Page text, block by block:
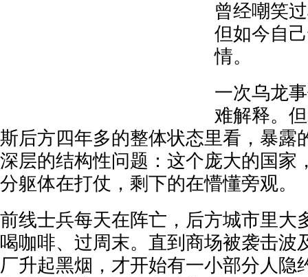
曾经嘲笑
但如今自
情。
一次乌龙
难解释。
斯后方四年多的整体状态里看，暴露
深层的结构性问题：这个庞大的国家
分躯体在打仗，剩下的在懵懂旁观。
前线士兵每天在阵亡，后方城市里大
喝咖啡、过周末。直到商场被袭击波
厂升起黑烟，才开始有一小部分人隐